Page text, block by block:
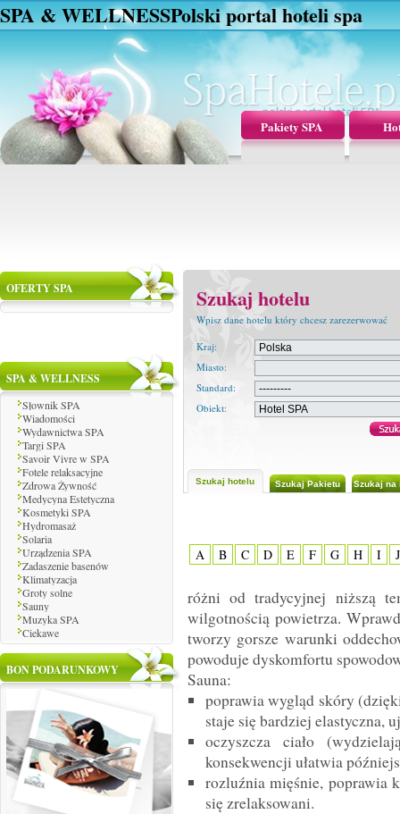
SPA & WELLNESSPolski portal hoteli spa
Pakiety SPA
OFERTY SPA
SPA & WELLNESS
Słownik SPA
Wiadomości
Wydawnictwa SPA
Targi SPA
Savoir Vivre w SPA
Fotele relaksacyjne
Zdrowa Żywność
Medycyna Estetyczna
Kosmetyki SPA
Hydromasaż
Solaria
Urządzenia SPA
Zadaszenie basenów
Klimatyzacja
Groty solne
Sauny
Muzyka SPA
Ciekawe
BON PODARUNKOWY
Szukaj hotelu
Wpisz dane hotelu który chcesz zarezerwować
Kraj:
Miasto:
Standard:
Obiekt:
Szukaj hotelu Szukaj Pakietu Szukaj na
A B C D E F G H I
różni od tradycyjnej niższą
wilgotnością powietrza.
tworzy gorsze warunki
powoduje dyskomfortu
Sauna:
poprawia wygląd skóry
staje się bardziej elastyczna,
oczyszcza ciało
konsekwencji ułatwia
rozluźnia mięśnie, poprawia
się zrelaksowani.